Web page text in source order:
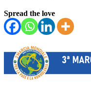
Spread the love